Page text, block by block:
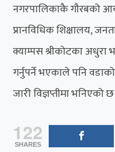
नगरपालिकाकै गौरबको
प्रानविधिक शिक्षालय,
क्याम्पस श्रीकोटका अधुरा
गर्नुपर्ने भएकाले पनि
जारी विज्ञप्तीमा भनिएको
122
SHARES